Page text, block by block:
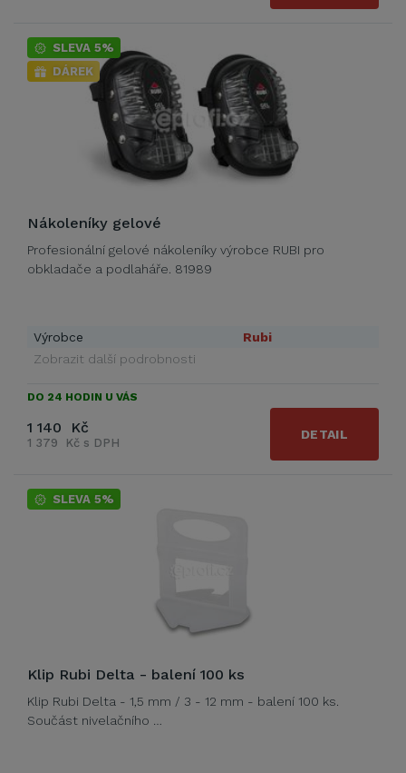
SLEVA 5%
DÁREK
Nákoleníky gelové
Profesionální gelové nákoleníky výrobce RUBI pro
obkladače a podlaháře. 81989
Výrobce
Rubi
Zobrazit další podrobnosti
DO 24 HODIN U VÁS
1 140 Kč
1 379 Kč s DPH
DETAIL
SLEVA 5%
Klip Rubi Delta - balení 100 ks
Klip Rubi Delta - 1,5 mm / 3 - 12 mm - balení 100 ks.
Součást nivelačního …